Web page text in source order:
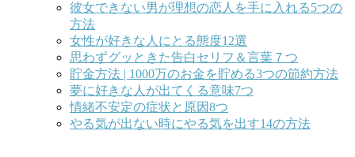
彼女できない男が理想の恋人を手に入れる5つの
方法
女性が好きな人にとる態度12選
思わずグッときた告白セリフ＆言葉７つ
貯金方法 | 1000万のお金を貯める3つの節約方法
夢に好きな人が出てくる意味7つ
情緒不安定の症状と原因8つ
やる気が出ない時にやる気を出す14の方法